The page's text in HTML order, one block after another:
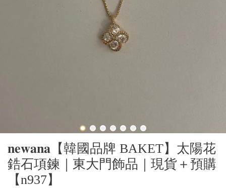
𝐧𝐞𝐰𝐚𝐧𝐚【韓國品牌 BAKET】太陽花
鋯石項鍊｜東大門飾品｜現貨＋預購
【n937】